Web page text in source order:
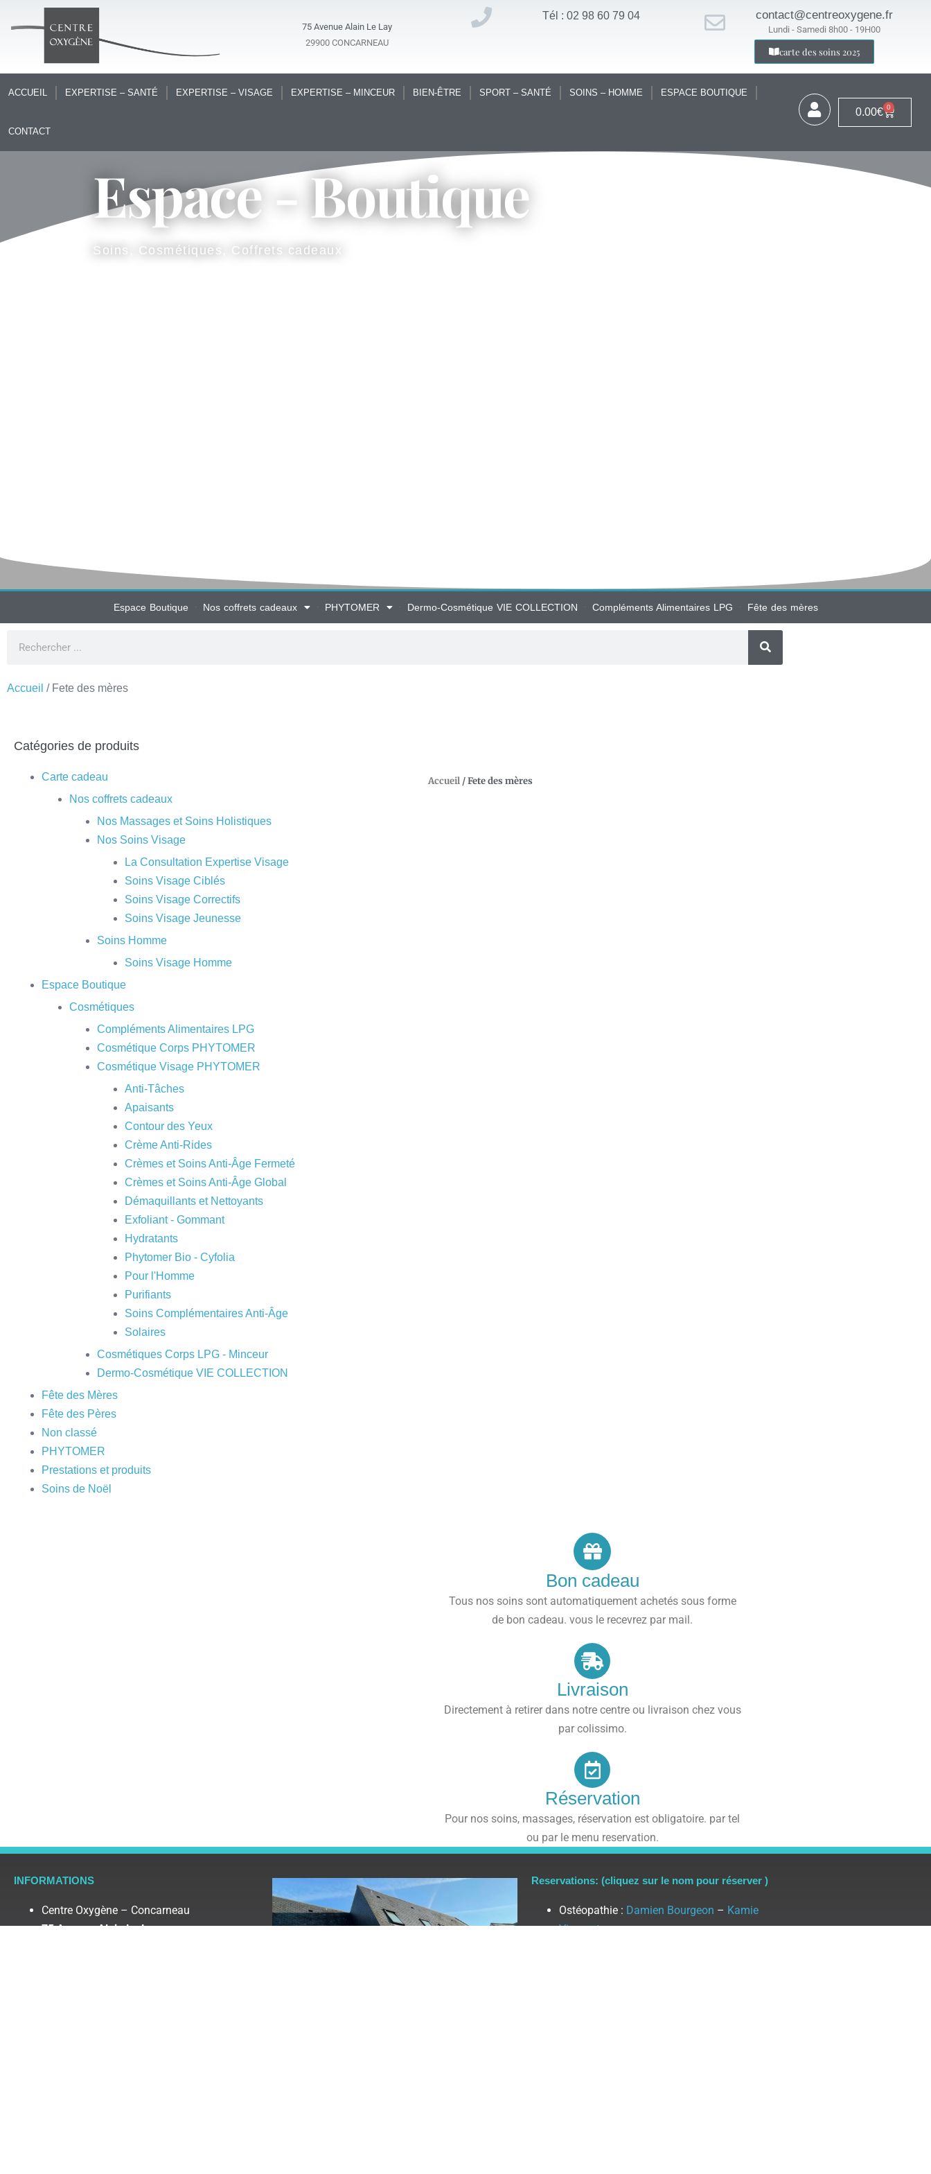
75 Avenue Alain Le Lay
29900 CONCARNEAU
Tél : 02 98 60 79 04 contact@centreoxygene.fr
Lundi - Samedi 8h00 - 19H00
carte des soins 2025
ACCUEIL EXPERTISE – SANTÉ EXPERTISE – VISAGE EXPERTISE – MINCEUR BIEN-ÊTRE SPORT – SANTÉ SOINS – HOMME ESPACE BOUTIQUE
CONTACT
0.00€ 0
Espace - Boutique
Soins, Cosmétiques, Coffrets cadeaux
Espace Boutique Nos coffrets cadeaux PHYTOMER Dermo-Cosmétique VIE COLLECTION Compléments Alimentaires LPG Fête des mères
Accueil / Fete des mères
Catégories de produits
Carte cadeau
Nos coffrets cadeaux
Nos Massages et Soins Holistiques
Nos Soins Visage
La Consultation Expertise Visage
Soins Visage Ciblés
Soins Visage Correctifs
Soins Visage Jeunesse
Soins Homme
Soins Visage Homme
Espace Boutique
Cosmétiques
Compléments Alimentaires LPG
Cosmétique Corps PHYTOMER
Cosmétique Visage PHYTOMER
Anti-Tâches
Apaisants
Contour des Yeux
Crème Anti-Rides
Crèmes et Soins Anti-Âge Fermeté
Crèmes et Soins Anti-Âge Global
Démaquillants et Nettoyants
Exfoliant - Gommant
Hydratants
Phytomer Bio - Cyfolia
Pour l'Homme
Purifiants
Soins Complémentaires Anti-Âge
Solaires
Cosmétiques Corps LPG - Minceur
Dermo-Cosmétique VIE COLLECTION
Fête des Mères
Fête des Pères
Non classé
PHYTOMER
Prestations et produits
Soins de Noël
Accueil/ Fete des mères
Bon cadeau
Tous nos soins sont automatiquement achetés sous forme
de bon cadeau. vous le recevrez par mail.
Livraison
Directement à retirer dans notre centre ou livraison chez vous
par colissimo.
Réservation
Pour nos soins, massages, réservation est obligatoire. par tel
ou par le menu reservation.
INFORMATIONS
Centre Oxygène – Concarneau
75 Avenue Alain Le Lay
Reservations: (cliquez sur le nom pour réserver )
Ostéopathie : Damien Bourgeon – Kamie
Vincourt